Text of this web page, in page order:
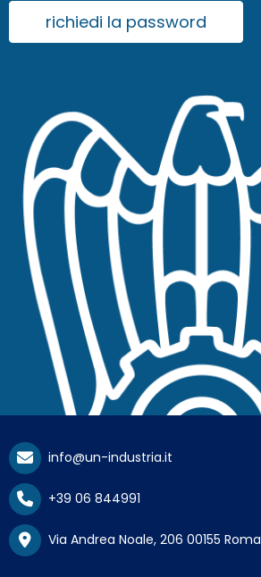
richiedi la password
info@un-industria.it
+39 06 844991
Via Andrea Noale, 206 00155 Roma